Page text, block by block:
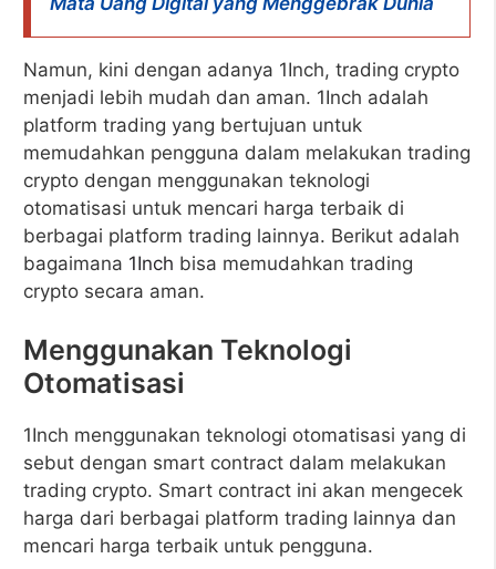
Namun, kini dengan adanya 1Inch, trading crypto
menjadi lebih mudah dan aman. 1Inch adalah
platform trading yang bertujuan untuk
memudahkan pengguna dalam melakukan trading
crypto dengan menggunakan teknologi
otomatisasi untuk mencari harga terbaik di
berbagai platform trading lainnya. Berikut adalah
bagaimana 1Inch bisa memudahkan trading
crypto secara aman.
Menggunakan Teknologi
Otomatisasi
1Inch menggunakan teknologi otomatisasi yang di
sebut dengan smart contract dalam melakukan
trading crypto. Smart contract ini akan mengecek
harga dari berbagai platform trading lainnya dan
mencari harga terbaik untuk pengguna.